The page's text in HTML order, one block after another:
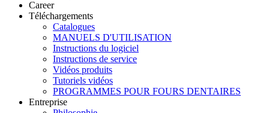
Career
Téléchargements
Catalogues
MANUELS D'UTILISATION
Instructions du logiciel
Instructions de service
Vidéos produits
Tutoriels vidéos
PROGRAMMES POUR FOURS DENTAIRES
Entreprise